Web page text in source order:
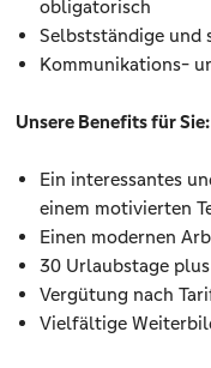
obligatorisch
Selbstständige und
Kommunikations-
Unsere Benefits für Sie:
Ein interessantes
einem motivierten
Einen modernen
30 Urlaubstage
Vergütung nach
Vielfältige